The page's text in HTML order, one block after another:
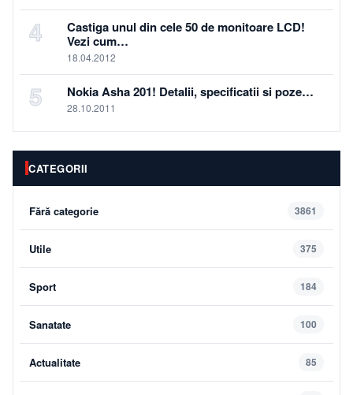
4
Castiga unul din cele 50 de monitoare LCD!
Vezi cum…
18.04.2012
5 Nokia Asha 201! Detalii, specificatii si poze…
28.10.2011
CATEGORII
Fără categorie 3861
Utile 375
Sport 184
Sanatate 100
Actualitate 85